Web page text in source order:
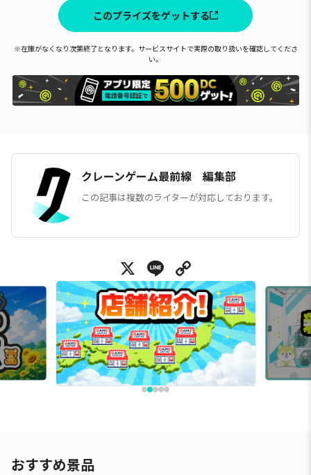
このプライズをゲットする
※在庫がなくなり次第終了となります。サービスサイトで実際の取り扱いを確認してくださ
い。
クレーンゲーム最前線 編集部
この記事は複数のライターが対応しております。
X Line
おすすめ景品